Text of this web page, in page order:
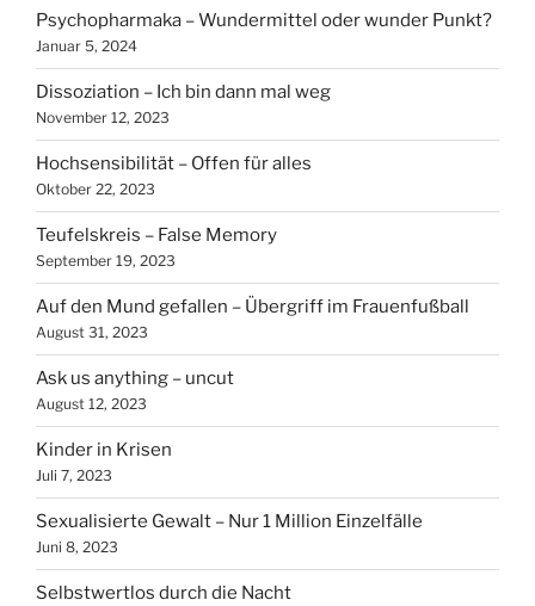
Psychopharmaka – Wundermittel oder wunder Punkt?
Januar 5, 2024
Dissoziation – Ich bin dann mal weg
November 12, 2023
Hochsensibilität – Offen für alles
Oktober 22, 2023
Teufelskreis – False Memory
September 19, 2023
Auf den Mund gefallen – Übergriff im Frauenfußball
August 31, 2023
Ask us anything – uncut
August 12, 2023
Kinder in Krisen
Juli 7, 2023
Sexualisierte Gewalt – Nur 1 Million Einzelfälle
Juni 8, 2023
Selbstwertlos durch die Nacht